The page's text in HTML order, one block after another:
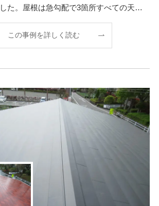
た。屋根は急勾配で3箇所すべての天窓
生している状態でした。設置か
この事例を詳しく読む